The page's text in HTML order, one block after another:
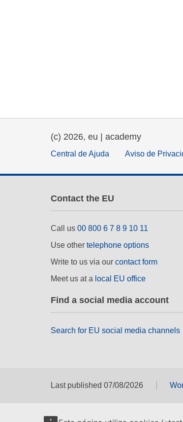
(c) 2026, eu | academy
Central de Ajuda Aviso de
Contact the EU
Call us 00 800 6 7 8 9 10 11
Use other telephone options
Write to us via our contact form
Meet us at a local EU office
Find a social media account
Search for EU social media channels
Last published 07/08/2026